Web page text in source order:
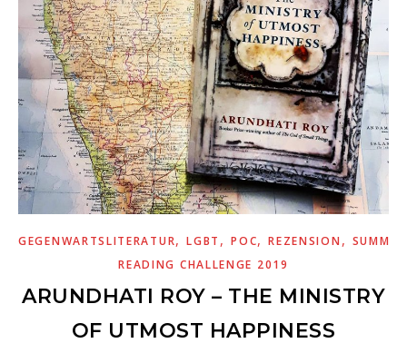
GEGENWARTSLITERATUR,LGBT ,POC,REZENSION , SUMMER
READING CHALLENGE 2019
ARUNDHATI ROY – THE MINISTRY
OF UTMOST HAPPINESS